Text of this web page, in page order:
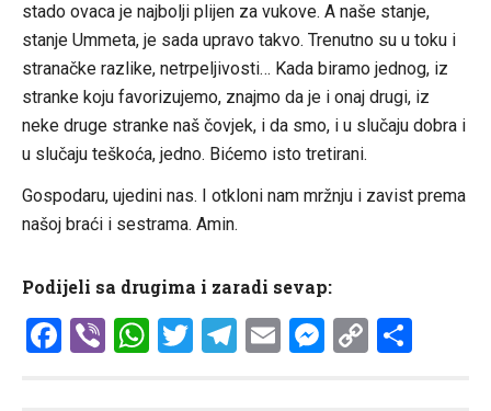
stado ovaca je najbolji plijen za vukove. A naše stanje,
stanje Ummeta, je sada upravo takvo. Trenutno su u toku i
stranačke razlike, netrpeljivosti… Kada biramo jednog, iz
stranke koju favorizujemo, znajmo da je i onaj drugi, iz
neke druge stranke naš čovjek, i da smo, i u slučaju dobra i
u slučaju teškoća, jedno. Bićemo isto tretirani.
Gospodaru, ujedini nas. I otkloni nam mržnju i zavist prema
našoj braći i sestrama. Amin.
Podijeli sa drugima i zaradi sevap:
Facebook
ViberWhatsApp
Twitter
Telegram
Email Copy